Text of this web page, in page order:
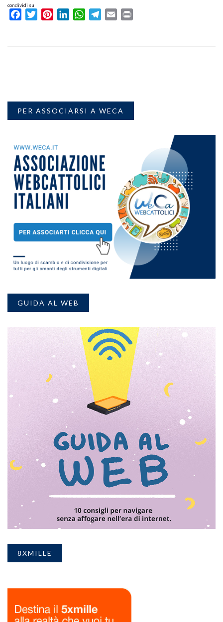
condividi su
FacebookTwitterPinterestLinkedInWhatsAppTelegram
Email
PER ASSOCIARSI A WECA
GUIDA AL WEB
8XMILLE